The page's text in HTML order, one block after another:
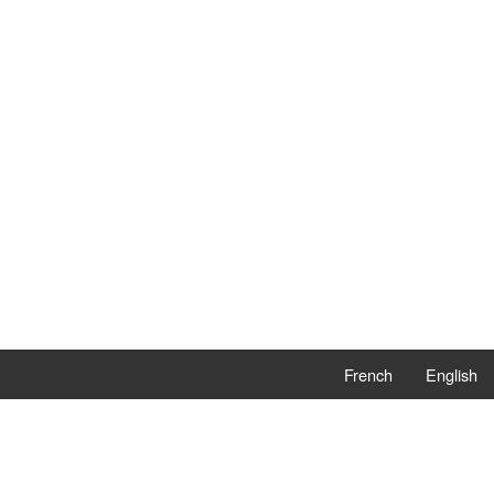
French English